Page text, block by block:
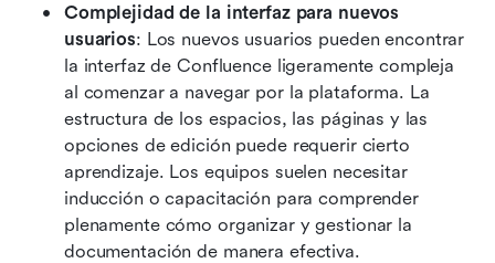
Complejidad de la interfaz para nuevos
usuarios: Los nuevos usuarios pueden encontrar
la interfaz de Confluence ligeramente compleja
al comenzar a navegar por la plataforma. La
estructura de los espacios, las páginas y las
opciones de edición puede requerir cierto
aprendizaje. Los equipos suelen necesitar
inducción o capacitación para comprender
plenamente cómo organizar y gestionar la
documentación de manera efectiva.